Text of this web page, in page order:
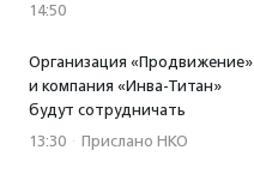
14:50
Организация «Продвижение»
и компания «Инва-Титан»
будут сотрудничать
13:30 · Прислано НКО